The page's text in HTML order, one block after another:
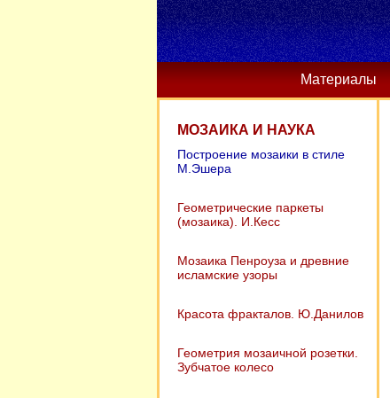
Материалы
МОЗАИКА И НАУКА
Построение мозаики в стиле
М.Эшера
Геометрические паркеты
(мозаика). И.Кесс
Мозаика Пенроуза и древние
исламские узоры
Красота фракталов. Ю.Данилов
Геометрия мозаичной розетки.
Зубчатое колесо